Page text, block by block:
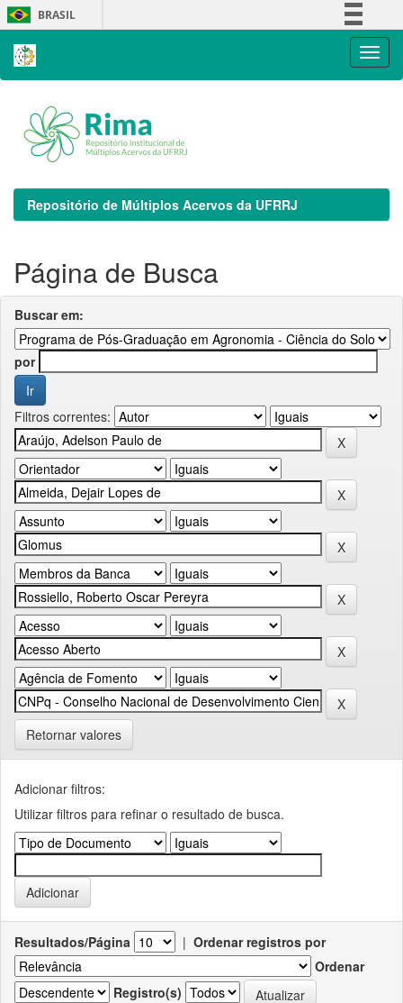
Skip
navigation
BRASIL
Repositório de Múltiplos Acervos da UFRRJ
Página de Busca
Buscar em:
por
Filtros correntes:
Retornar valores
Adicionar filtros:
Utilizar filtros para refinar o resultado de busca.
Resultados/Página | Ordenar registros por
Ordenar
Registro(s)